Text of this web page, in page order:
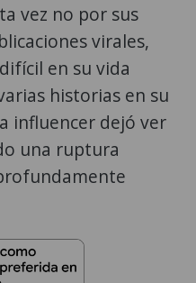
vez no por sus
virales,
en su vida
historias en su
influencer dejó ver
una ruptura